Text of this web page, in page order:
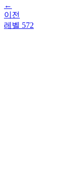
←
이전
레벨 572